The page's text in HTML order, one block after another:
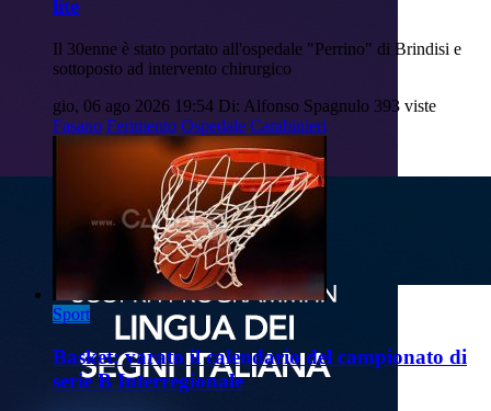
lite
Il 30enne è stato portato all'ospedale "Perrino" di Brindisi e
sottoposto ad intervento chirurgico
gio, 06 ago 2026 19:54 Di: Alfonso Spagnulo 393 viste
Fasano Ferimento Ospedale Carabinieri
Sport
Basket: varato il calendario del campionato di
serie B Interregionale